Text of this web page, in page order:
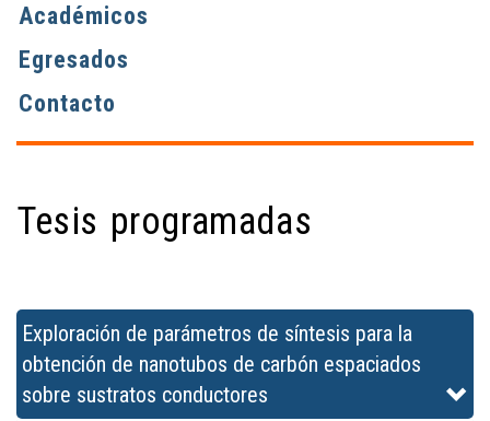
Académicos
Egresados
Contacto
Tesis programadas
Exploración de parámetros de síntesis para la
obtención de nanotubos de carbón espaciados
sobre sustratos conductores